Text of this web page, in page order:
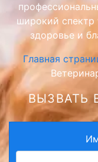
широкий спектр
здоровье и
Главная
ВЫЗВАТЬ